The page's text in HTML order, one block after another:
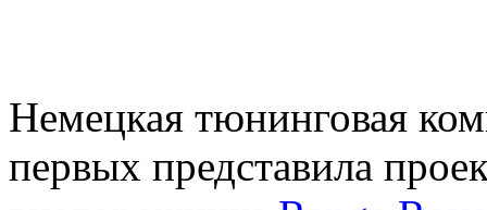
Немецкая тюнинговая
первых представила